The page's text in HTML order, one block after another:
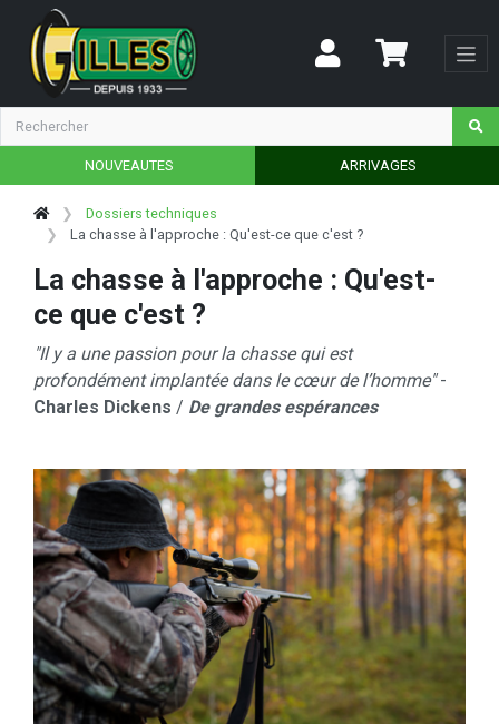
NOUVEAUTES ARRIVAGES
Dossiers techniques
La chasse à l'approche : Qu'est-ce que c'est ?
La chasse à l'approche : Qu'est-
ce que c'est ?
"Il y a une passion pour la chasse qui est
profondément implantée dans le cœur de l’homme"-
Charles Dickens / De grandes espérances